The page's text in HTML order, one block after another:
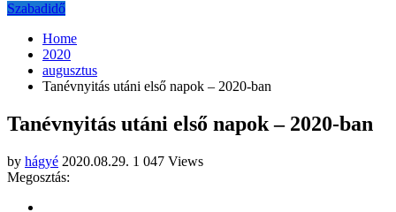
Szabadidő
Home
2020
augusztus
Tanévnyitás utáni első napok – 2020-ban
Tanévnyitás utáni első napok – 2020-ban
by hágyé 2020.08.29. 1 047 Views
Megosztás: